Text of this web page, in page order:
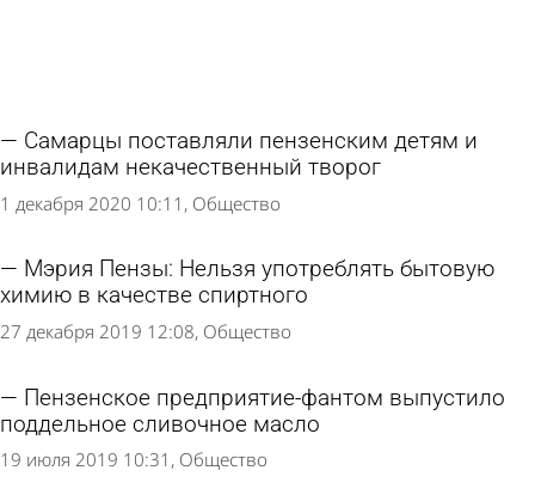
Самарцы поставляли пензенским детям и
инвалидам некачественный творог
1 декабря 2020 10:11 Общество
Мэрия Пензы: Нельзя употреблять бытовую
химию в качестве спиртного
27 декабря 2019 12:08 Общество
Пензенское предприятие-фантом выпустило
поддельное сливочное масло
19 июля 2019 10:31 Общество